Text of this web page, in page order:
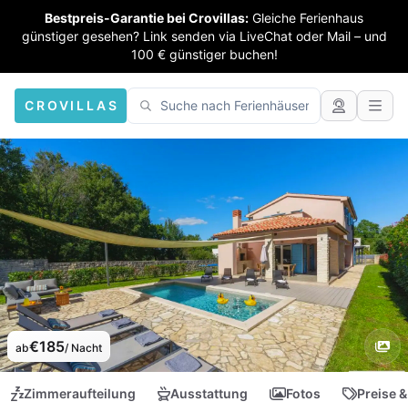
Bestpreis-Garantie bei Crovillas: Gleiche Ferienhaus
günstiger gesehen? Link senden via LiveChat oder Mail – und
100 € günstiger buchen!
CROVILLAS
ab€185/ Nacht
Zimmeraufteilung Ausstattung Fotos Preise